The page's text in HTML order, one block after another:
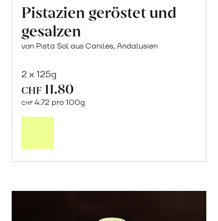
Pistazien geröstet und
gesalzen
von Pista Sol aus Caniles, Andalusien
2 x 125g
CHF 11.80
CHF 4.72 pro 100g